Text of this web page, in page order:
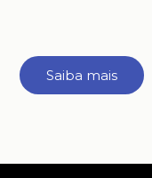
Saiba mais